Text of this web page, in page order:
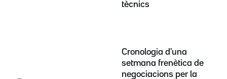
tècnics
Cronologia d'una
setmana frenètica de
negociacions per la